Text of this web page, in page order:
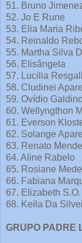
51. Bruno
52. Jo E Rune
53. Elia Maria
54. Reinaldo
55. Martha Silva
56. Elisângela
57. Lucilia
58. Cludinei
59. Ovídio
60. Wellyngthon
61. Everson
62. Solange
63. Renato
64. Aline Rabelo
65. Rosiane
66. Fabiana
67. Elizabeth
68. Keila Da
GRUPO PADRE